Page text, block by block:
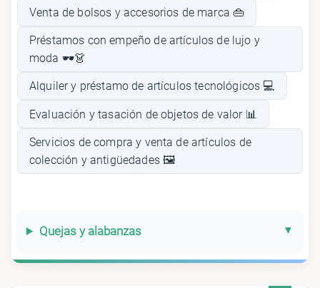
Venta de bolsos y accesorios de marca 👜
Préstamos con empeño de artículos de lujo y
moda 🕶️👗
Alquiler y préstamo de artículos tecnológicos 💻
Evaluación y tasación de objetos de valor 📊
Servicios de compra y venta de artículos de
colección y antigüedades 🖼️
Quejas y alabanzas